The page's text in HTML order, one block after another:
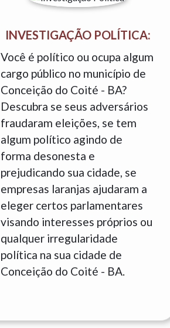
INVESTIGAÇÃO POLÍTICA:
Você é político ou ocupa algum
cargo público no município de
Conceição do Coité - BA?
Descubra se seus adversários
fraudaram eleições, se tem
algum político agindo de
forma desonesta e
prejudicando sua cidade, se
empresas laranjas ajudaram a
eleger certos parlamentares
visando interesses próprios ou
qualquer irregularidade
política na sua cidade de
Conceição do Coité - BA.